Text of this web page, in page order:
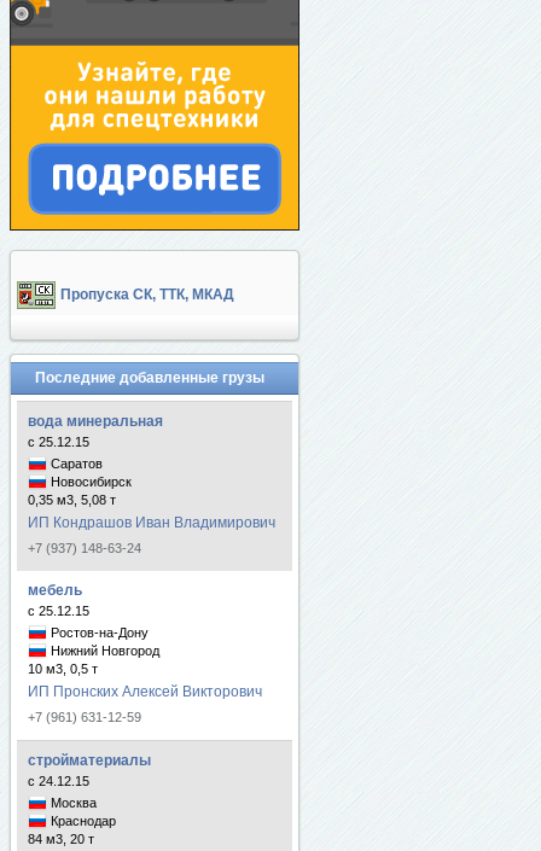
Пропуска СК, ТТК, МКАД
Последние добавленные грузы
вода минеральная
с 25.12.15
Саратов
Новосибирск
0,35 м3, 5,08 т
ИП Кондрашов Иван Владимирович
+7 (937) 148-63-24
мебель
с 25.12.15
Ростов-на-Дону
Нижний Новгород
10 м3, 0,5 т
ИП Пронских Алексей Викторович
+7 (961) 631-12-59
стройматериалы
с 24.12.15
Москва
Краснодар
84 м3, 20 т